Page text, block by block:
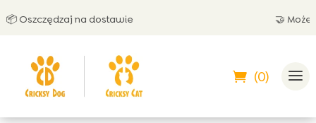
na dostawie 🤝 Możesz
(0)